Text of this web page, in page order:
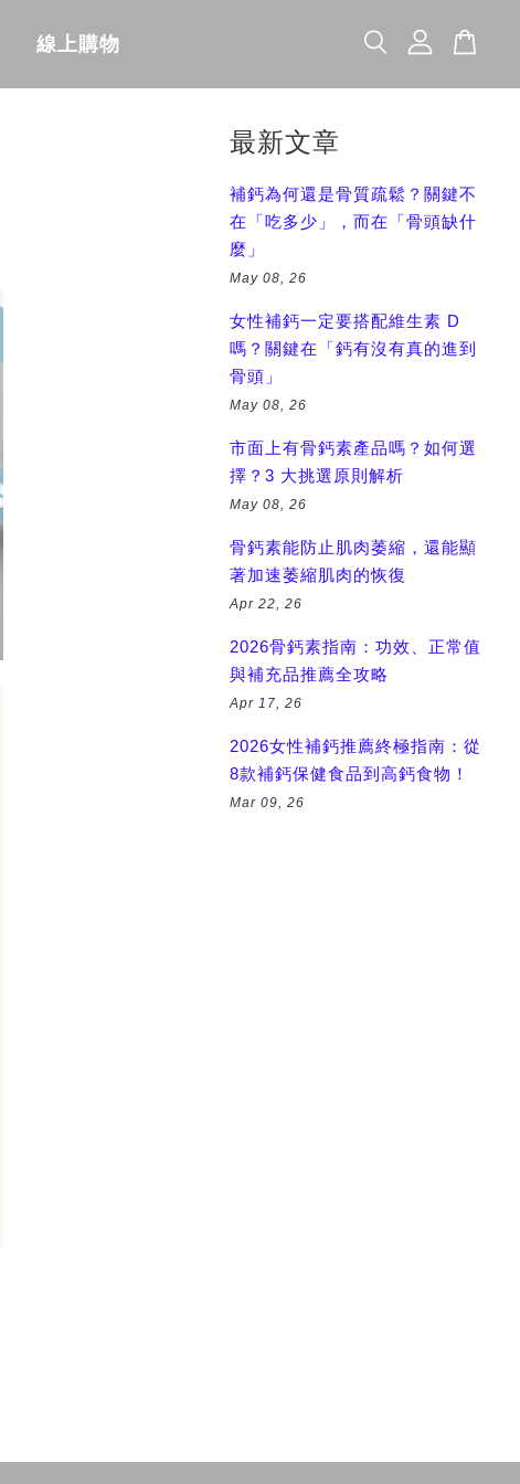
線上購物
最新文章
補鈣為何還是骨質疏鬆？關鍵不
在「吃多少」，而在「骨頭缺什
麼」
May 08, 26
女性補鈣一定要搭配維生素 D
嗎？關鍵在「鈣有沒有真的進到
骨頭」
May 08, 26
市面上有骨鈣素產品嗎？如何選
擇？3 大挑選原則解析
May 08, 26
骨鈣素能防止肌肉萎縮，還能顯
著加速萎縮肌肉的恢復
Apr 22, 26
2026骨鈣素指南：功效、正常值
與補充品推薦全攻略
Apr 17, 26
2026女性補鈣推薦終極指南：從
8款補鈣保健食品到高鈣食物！
Mar 09, 26